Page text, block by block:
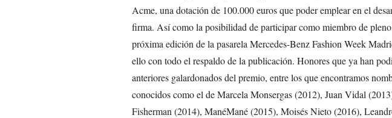
Acme, una dotación de 100.000 euros que poder emplear en el
firma. Así como la posibilidad de participar como miembro de
próxima edición de la pasarela Mercedes-Benz Fashion Week
ello con todo el respaldo de la publicación. Honores que ya han
anteriores galardonados del premio, entre los que encontramos
conocidos como el de Marcela Monsergas (2012), Juan Vidal
Fisherman (2014), ManéMané (2015), Moisés Nieto (2016),